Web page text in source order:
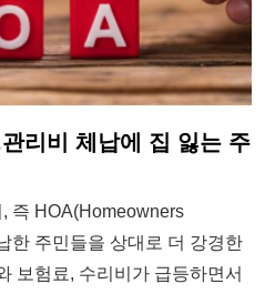
리비 체납에 집 잃는 주
즉 HOA(Homeowners
한 주민들을 상대로 더 강경한
보험료, 수리비가 급등하면서